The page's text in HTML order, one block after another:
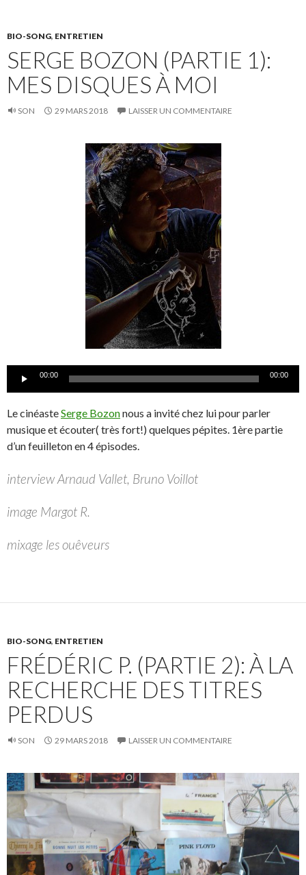
BIO-SONG, ENTRETIEN
SERGE BOZON (PARTIE 1):
MES DISQUES À MOI
SON 29 MARS 2018 LAISSER UN COMMENTAIRE
Lecteur00:00 00:00
Le cinéasteSerge Bozonnous a invité chez lui pour parler
musique et écouter( très fort!) quelques pépites. 1ère partie
d’un feuilleton en 4 épisodes.
interview Arnaud Vallet, Bruno Voillot
image Margot R.
mixage les ouêveurs
BIO-SONG, ENTRETIEN
FRÉDÉRIC P. (PARTIE 2): À LA
RECHERCHE DES TITRES
PERDUS
SON 29 MARS 2018 LAISSER UN COMMENTAIRE